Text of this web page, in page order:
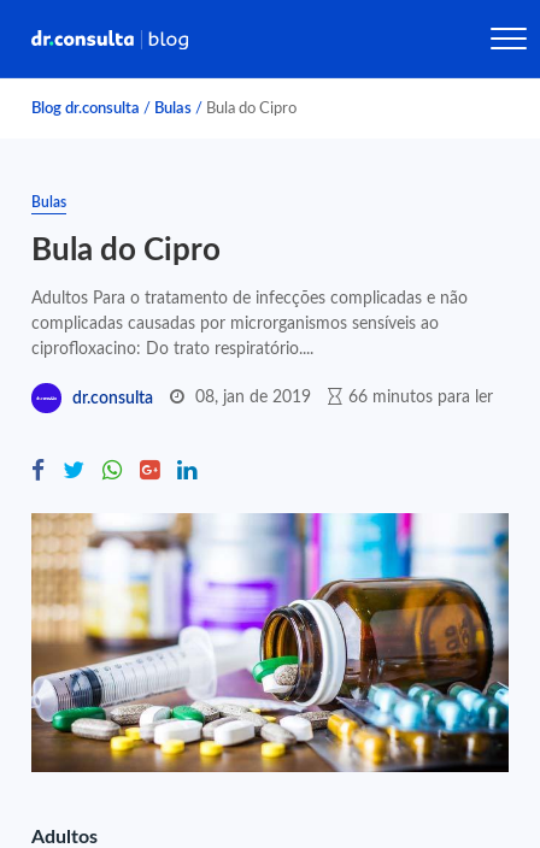
Blog dr.consulta / Bulas / Bula do Cipro
Bulas
Bula do Cipro
Adultos Para o tratamento de infecções complicadas e não
complicadas causadas por microrganismos sensíveis ao
ciprofloxacino: Do trato respiratório....
dr.consulta 08, jan de 2019 66 minutos para ler
Adultos